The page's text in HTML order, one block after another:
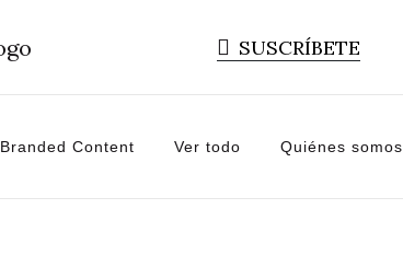
SUSCRÍBETE
Branded Content Ver todo Quiénes somos